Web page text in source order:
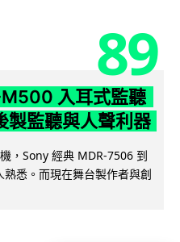
89
M500 入耳式監聽
製監聽與人聲利器
，Sony 經典 MDR-7506 到
悉。而現在舞台製作者與創